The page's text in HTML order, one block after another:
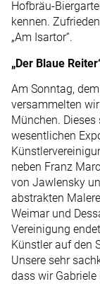
Hofbräu-
kennen.
„Am Isartor“.
„Der Blaue
Am Sonntag,
versammelten
München.
wesentlichen
neben Franz
von Jawlensky
abstrakten
Weimar und
Vereinigung
Künstler auf den
Unsere sehr
dass wir